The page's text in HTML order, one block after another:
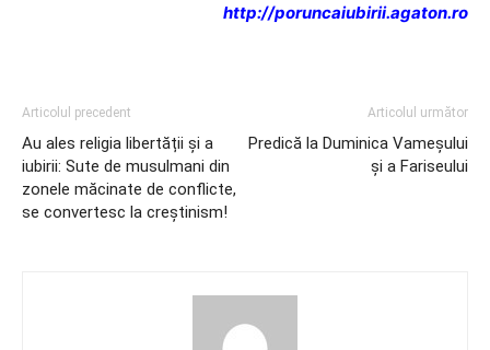
http://poruncaiubirii.agaton.ro
Articolul precedent
Au ales religia libertății și a
iubirii: Sute de musulmani din
zonele măcinate de conflicte,
se convertesc la creștinism!
Articolul următor
Predică la Duminica Vameşului
şi a Fariseului